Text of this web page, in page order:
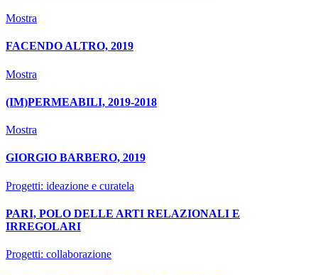
Mostra
FACENDO ALTRO, 2019
Mostra
(IM)PERMEABILI, 2019-2018
Mostra
GIORGIO BARBERO, 2019
Progetti: ideazione e curatela
PARI, POLO DELLE ARTI RELAZIONALI E
IRREGOLARI
Progetti: collaborazione